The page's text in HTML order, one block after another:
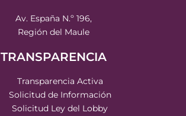
Av. España N.º 196,
Región del Maule
TRANSPARENCIA
Transparencia Activa
Solicitud de Información
Solicitud Ley del Lobby